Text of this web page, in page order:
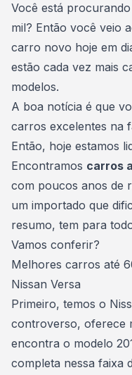
Você está
mil? Então você veio
carro novo hoje em
estão cada vez mais
modelos.
A boa notícia é que
carros excelentes na
Então, hoje estamos
Encontramos carros
com poucos anos de
um importado que
resumo, tem para
Vamos conferir?
Melhores carros até
Nissan Versa
Primeiro, temos o
controverso, oferece
encontra o modelo
completa nessa faixa